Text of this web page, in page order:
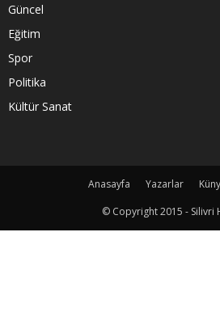
Güncel
Eğitim
Spor
Politika
Kültür Sanat
Anasayfa Yazarlar
© Copyright 2015 - Silivri